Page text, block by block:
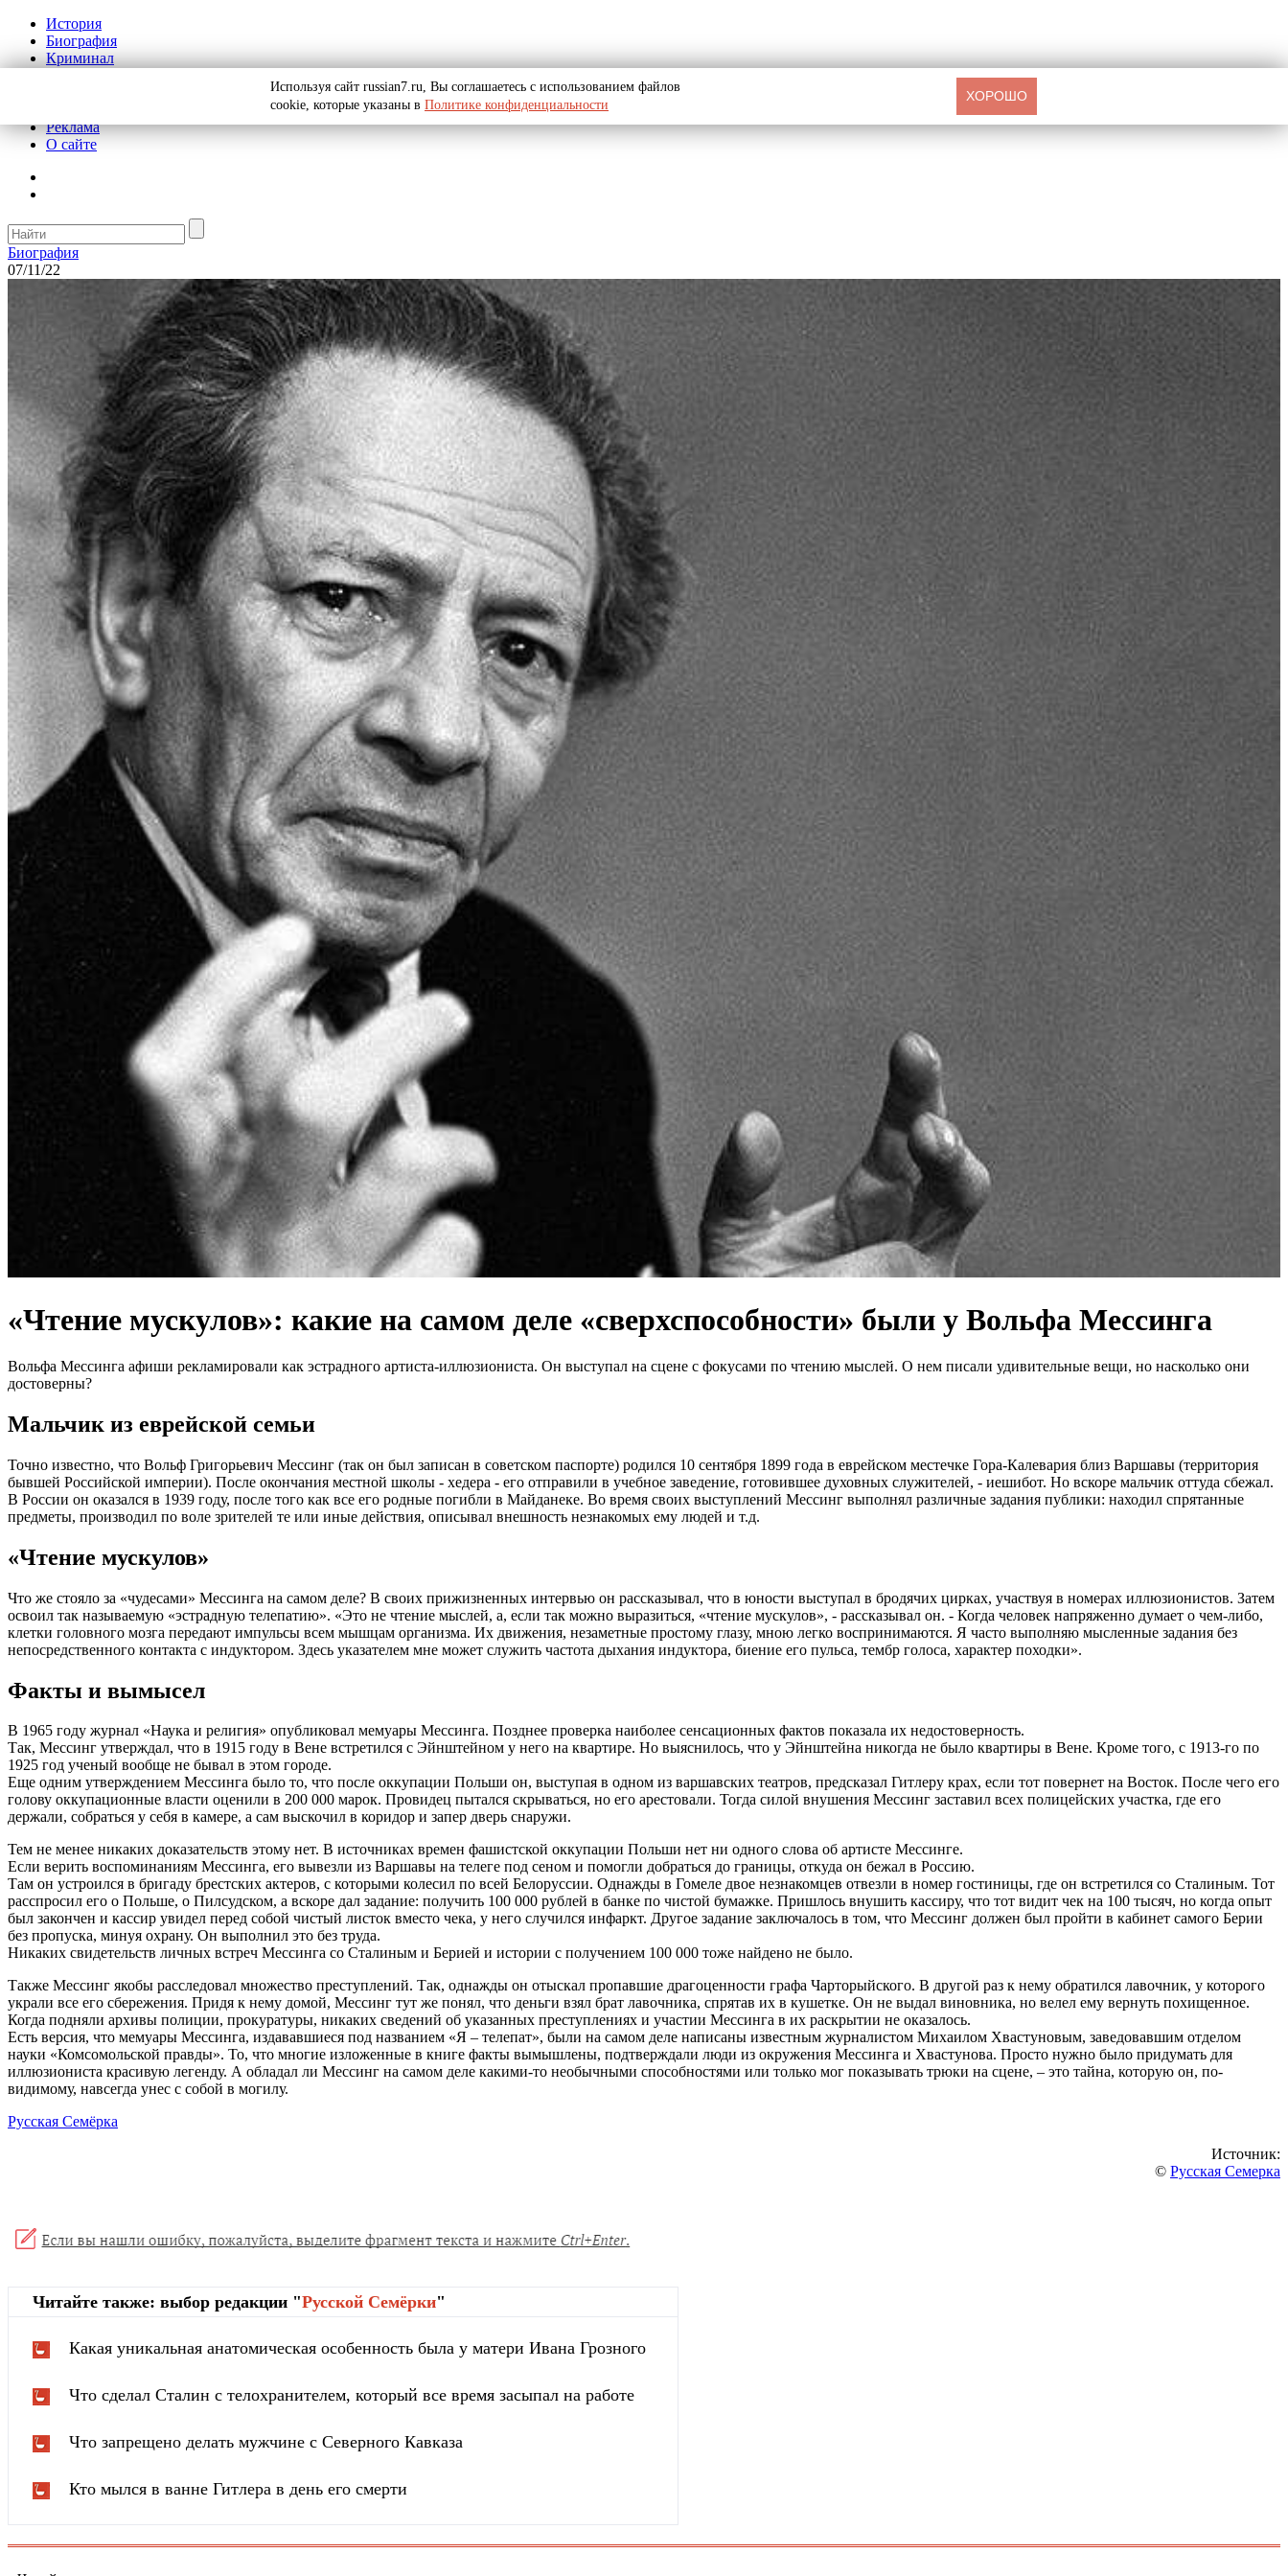
История
Биография
Криминал
Реклама
О сайте
Биография
07/11/22
«Чтение мускулов»: какие на самом деле «сверхспособности» были у Вольфа Мессинга
Вольфа Мессинга афиши рекламировали как эстрадного артиста-иллюзиониста. Он выступал на сцене с фокусами по чтению мыслей. О нем писали удивительные вещи, но насколько они
достоверны?
Мальчик из еврейской семьи
Точно известно, что Вольф Григорьевич Мессинг (так он был записан в советском паспорте) родился 10 сентября 1899 года в еврейском местечке Гора-Калевария близ Варшавы (территория
бывшей Российской империи). После окончания местной школы - хедера - его отправили в учебное заведение, готовившее духовных служителей, - иешибот. Но вскоре мальчик оттуда сбежал.
В России он оказался в 1939 году, после того как все его родные погибли в Майданеке. Во время своих выступлений Мессинг выполнял различные задания публики: находил спрятанные
предметы, производил по воле зрителей те или иные действия, описывал внешность незнакомых ему людей и т.д.
«Чтение мускулов»
Что же стояло за «чудесами» Мессинга на самом деле? В своих прижизненных интервью он рассказывал, что в юности выступал в бродячих цирках, участвуя в номерах иллюзионистов. Затем
освоил так называемую «эстрадную телепатию». «Это не чтение мыслей, а, если так можно выразиться, «чтение мускулов», - рассказывал он. - Когда человек напряженно думает о чем-либо,
клетки головного мозга передают импульсы всем мышцам организма. Их движения, незаметные простому глазу, мною легко воспринимаются. Я часто выполняю мысленные задания без
непосредственного контакта с индуктором. Здесь указателем мне может служить частота дыхания индуктора, биение его пульса, тембр голоса, характер походки».
Факты и вымысел
В 1965 году журнал «Наука и религия» опубликовал мемуары Мессинга. Позднее проверка наиболее сенсационных фактов показала их недостоверность.
Так, Мессинг утверждал, что в 1915 году в Вене встретился с Эйнштейном у него на квартире. Но выяснилось, что у Эйнштейна никогда не было квартиры в Вене. Кроме того, с 1913-го по
1925 год ученый вообще не бывал в этом городе.
Еще одним утверждением Мессинга было то, что после оккупации Польши он, выступая в одном из варшавских театров, предсказал Гитлеру крах, если тот повернет на Восток. После чего его
голову оккупационные власти оценили в 200 000 марок. Провидец пытался скрываться, но его арестовали. Тогда силой внушения Мессинг заставил всех полицейских участка, где его
держали, собраться у себя в камере, а сам выскочил в коридор и запер дверь снаружи.
Тем не менее никаких доказательств этому нет. В источниках времен фашистской оккупации Польши нет ни одного слова об артисте Мессинге.
Если верить воспоминаниям Мессинга, его вывезли из Варшавы на телеге под сеном и помогли добраться до границы, откуда он бежал в Россию.
Там он устроился в бригаду брестских актеров, с которыми колесил по всей Белоруссии. Однажды в Гомеле двое незнакомцев отвезли в номер гостиницы, где он встретился со Сталиным. Тот
расспросил его о Польше, о Пилсудском, а вскоре дал задание: получить 100 000 рублей в банке по чистой бумажке. Пришлось внушить кассиру, что тот видит чек на 100 тысяч, но когда опыт
был закончен и кассир увидел перед собой чистый листок вместо чека, у него случился инфаркт. Другое задание заключалось в том, что Мессинг должен был пройти в кабинет самого Берии
без пропуска, минуя охрану. Он выполнил это без труда.
Никаких свидетельств личных встреч Мессинга со Сталиным и Берией и истории с получением 100 000 тоже найдено не было.
Также Мессинг якобы расследовал множество преступлений. Так, однажды он отыскал пропавшие драгоценности графа Чарторыйского. В другой раз к нему обратился лавочник, у которого
украли все его сбережения. Придя к нему домой, Мессинг тут же понял, что деньги взял брат лавочника, спрятав их в кушетке. Он не выдал виновника, но велел ему вернуть похищенное.
Когда подняли архивы полиции, прокуратуры, никаких сведений об указанных преступлениях и участии Мессинга в их раскрытии не оказалось.
Есть версия, что мемуары Мессинга, издававшиеся под названием «Я – телепат», были на самом деле написаны известным журналистом Михаилом Хвастуновым, заведовавшим отделом
науки «Комсомольской правды». То, что многие изложенные в книге факты вымышлены, подтверждали люди из окружения Мессинга и Хвастунова. Просто нужно было придумать для
иллюзиониста красивую легенду. А обладал ли Мессинг на самом деле какими-то необычными способностями или только мог показывать трюки на сцене, – это тайна, которую он, по-
видимому, навсегда унес с собой в могилу.
Русская Семёрка
Источник:
© Русская Семерка
Читайте также: выбор редакции "Русской Cемёрки"
Какая уникальная анатомическая особенность была у матери Ивана Грозного
Что сделал Сталин с телохранителем, который все время засыпал на работе
Что запрещено делать мужчине с Северного Кавказа
Кто мылся в ванне Гитлера в день его смерти
Используя сайт russian7.ru, Вы соглашаетесь с использованием файлов
cookie, которые указаны в Политике конфиденциальности
ХОРОШО